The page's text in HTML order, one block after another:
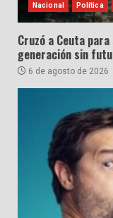
Nacional Política
Cruzó a Ceuta
generación sin
6 de agosto de 2026